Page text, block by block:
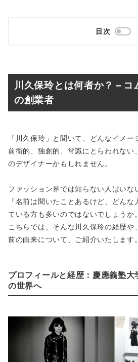
目次
川久保玲とは何者か？ – コ
の創業者
「川久保玲」と聞いて、どんなイメー
前衛的、独創的、常識にとらわれない
のデザイナーかもしれません。
ファッション界では知らない人はいな
「名前は聞いたことあるけど、どん
ている方も多いのではないでしょうか。
こちらでは、そんな川久保玲の経歴や
前の由来について、ご紹介いたします。
プロフィールと経歴：慶應義塾
の世界へ